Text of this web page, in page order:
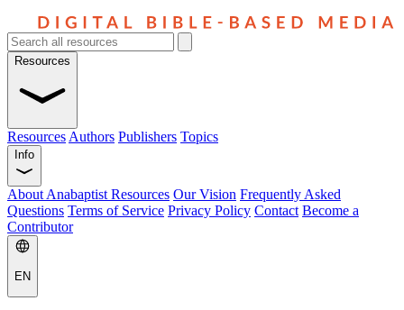
Resources
Resources Authors Publishers Topics
Info
About Anabaptist Resources Our Vision Frequently Asked
Questions Terms of Service Privacy Policy Contact Become a
Contributor
EN